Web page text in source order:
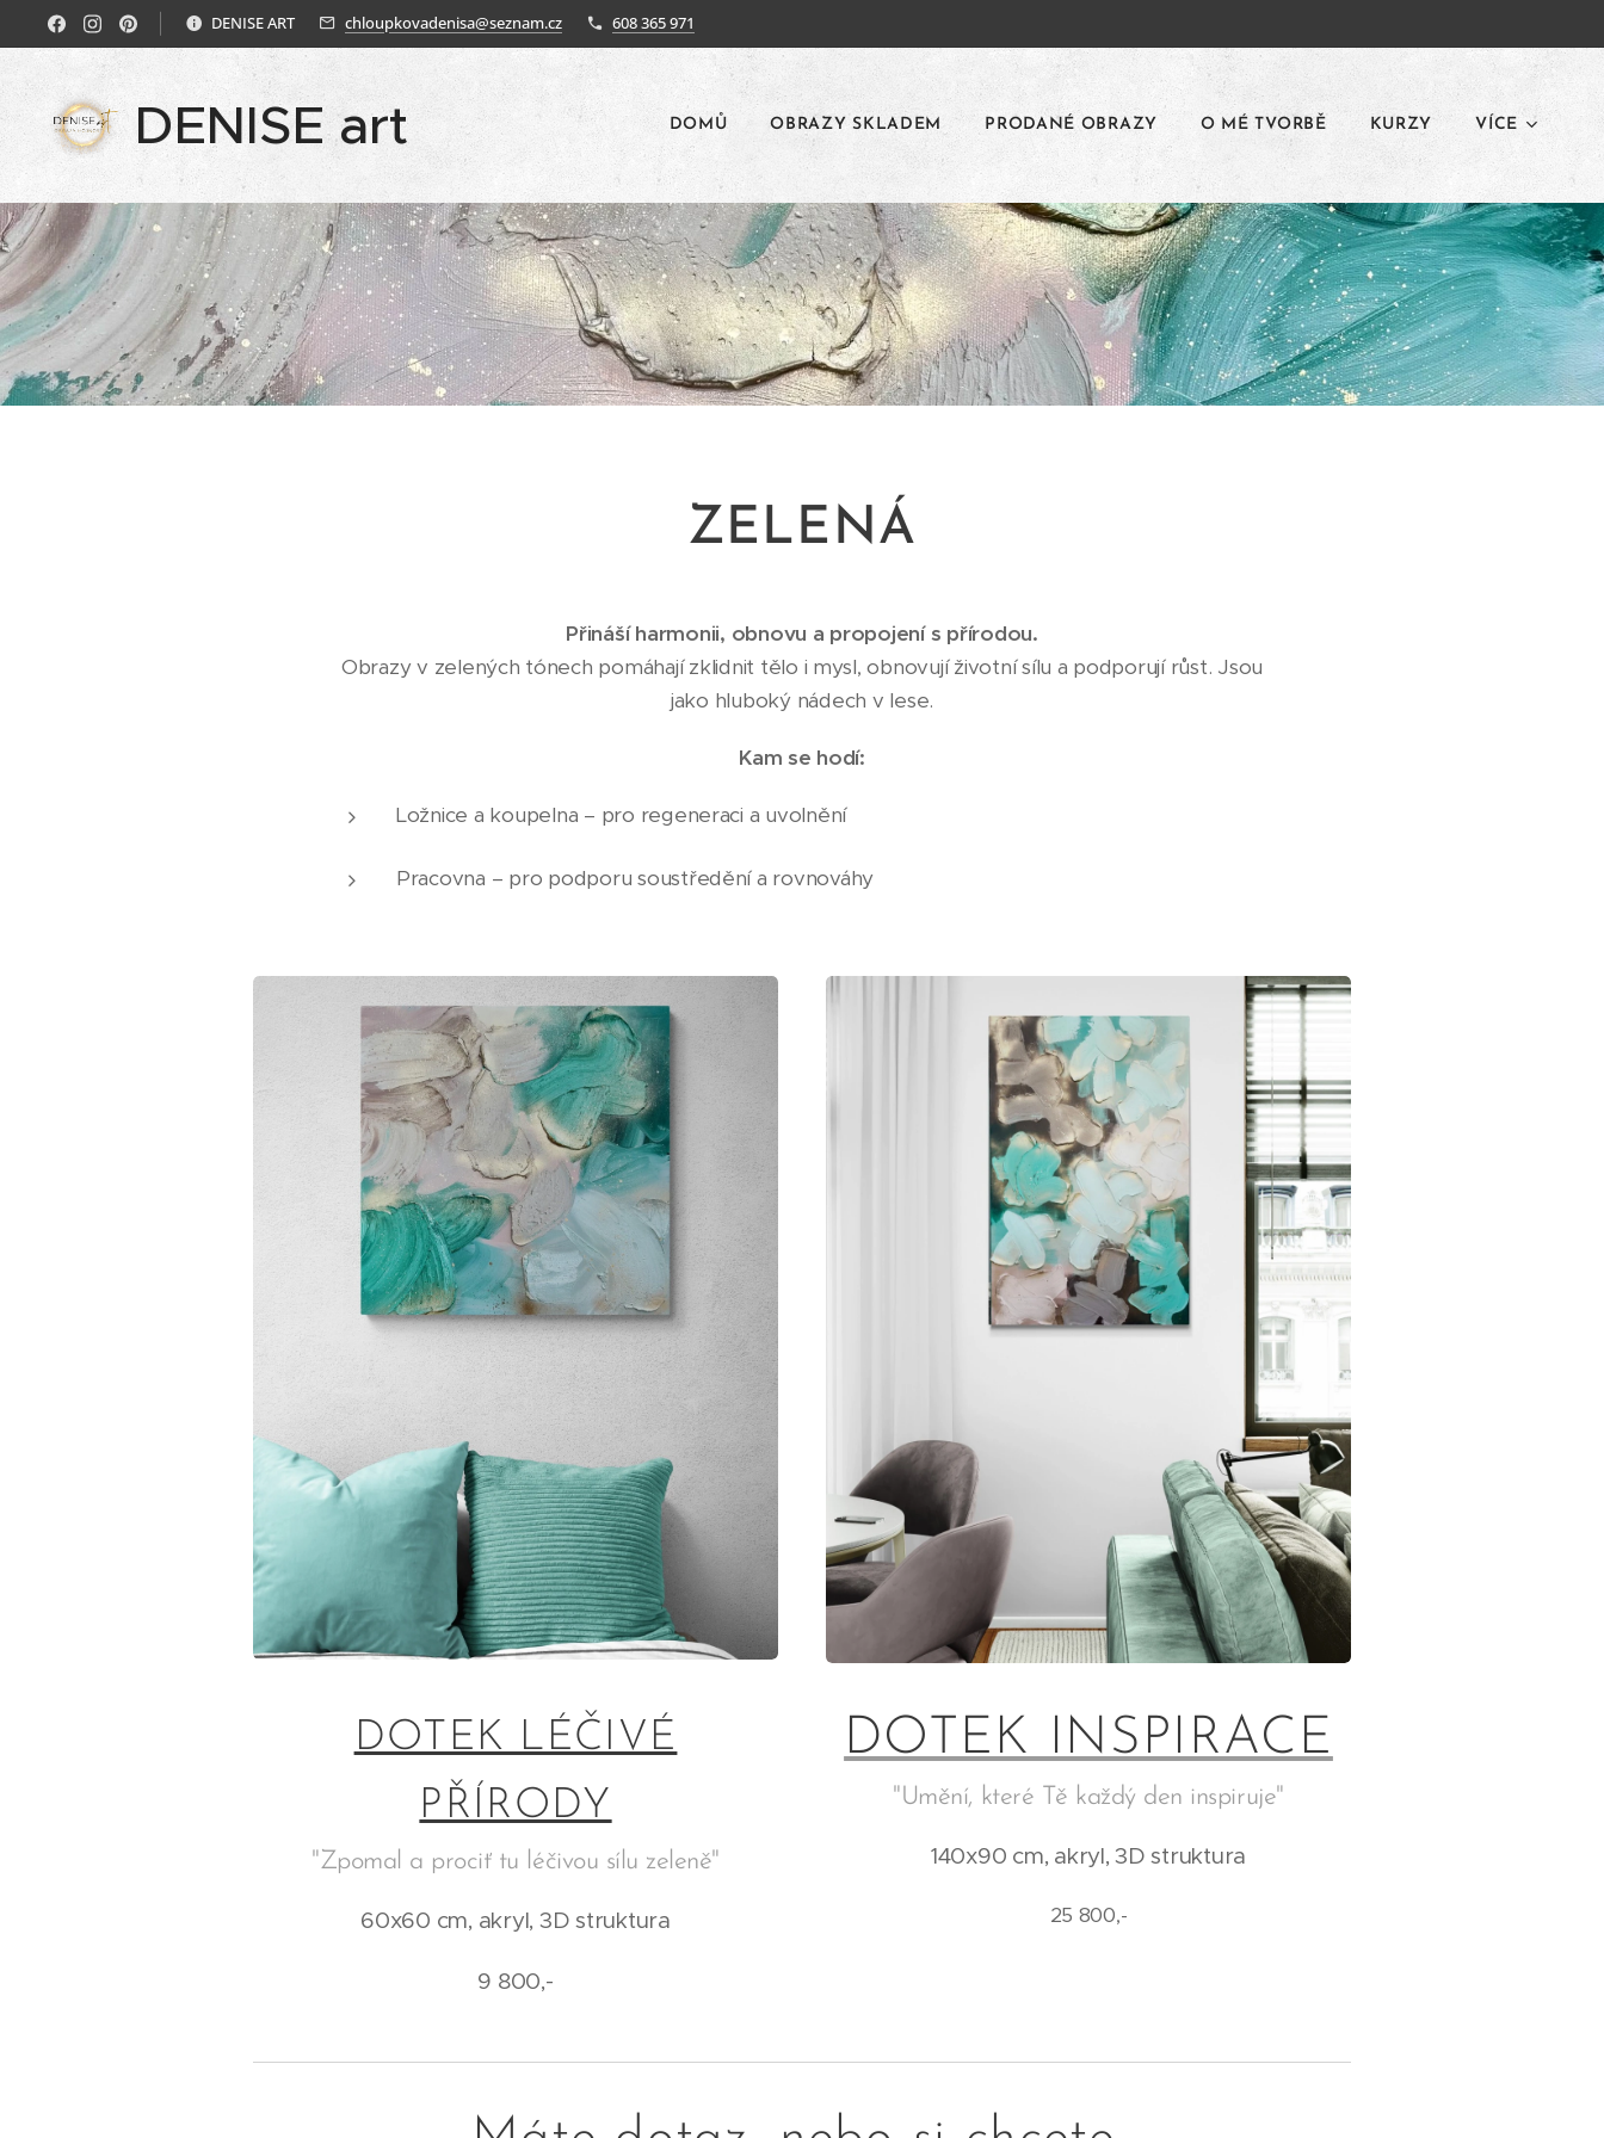
DENISE ART chloupkovadenisa@seznam.cz 608 365 971
DENISE art DOMŮ OBRAZY SKLADEM PRODANÉ OBRAZY O MÉ TVORBĚ KURZY VÍCE
ZELENÁ
Přináší harmonii, obnovu a propojení s přírodou.
Obrazy v zelených tónech pomáhají zklidnit tělo i mysl, obnovují životní sílu a podporují růst. Jsou
jako hluboký nádech v lese.
Kam se hodí:
Ložnice a koupelna – pro regeneraci a uvolnění
Pracovna – pro podporu soustředění a rovnováhy
DOTEK LÉČIVÉ
PŘÍRODY
"Zpomal a prociť tu léčivou sílu zeleně"
60x60 cm, akryl, 3D struktura
9 800,-
DOTEK INSPIRACE
"Umění, které Tě každý den inspiruje"
140x90 cm, akryl, 3D struktura
25 800,-